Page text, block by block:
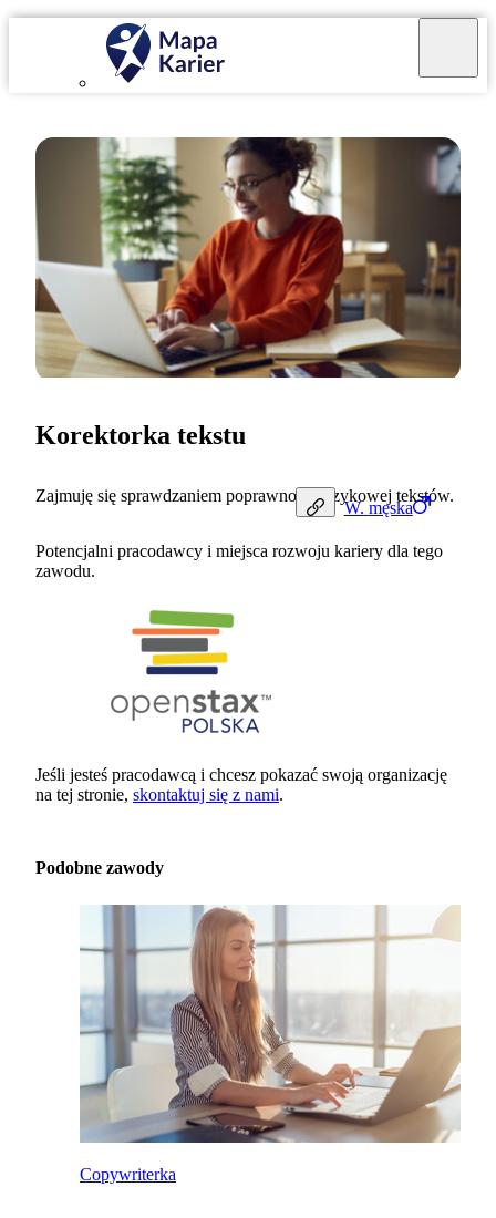
W. męska
Korektorka tekstu
Zajmuję się sprawdzaniem poprawności językowej tekstów.
Potencjalni pracodawcy i miejsca rozwoju kariery dla tego
zawodu.
Jeśli jesteś pracodawcą i chcesz pokazać swoją organizację
na tej stronie, skontaktuj się z nami.
Podobne zawody
Copywriterka